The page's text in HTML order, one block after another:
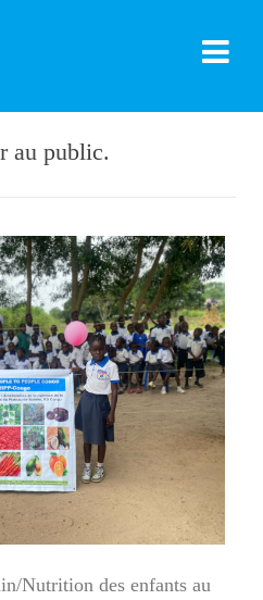
au public.
Nutrition des enfants au